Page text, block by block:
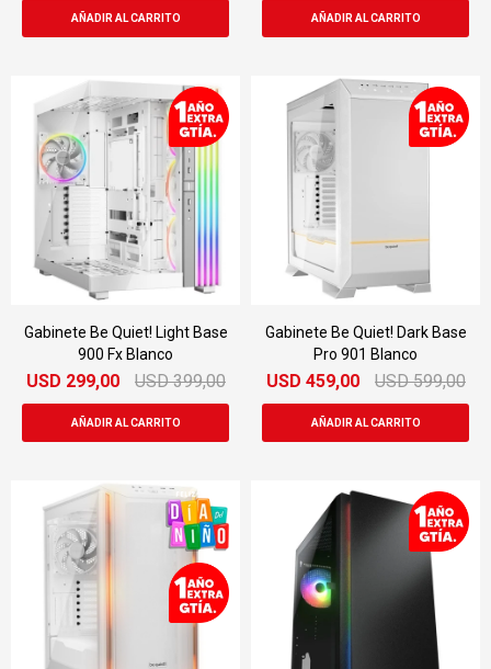
Gabinete Be Quiet! Light Base
900 Fx Blanco
USD 299,00 USD 399,00
Gabinete Be Quiet! Dark Base
Pro 901 Blanco
USD 459,00 USD 599,00